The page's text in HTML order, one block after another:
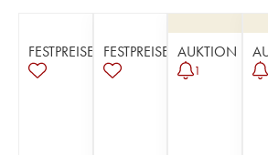
FESTPREISE FESTPREISE AUKTION
1